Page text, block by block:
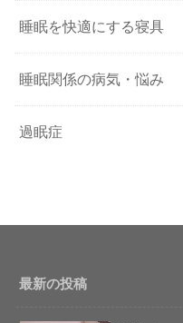
睡眠を快適にする寝具
睡眠関係の病気・悩み
過眠症
最新の投稿